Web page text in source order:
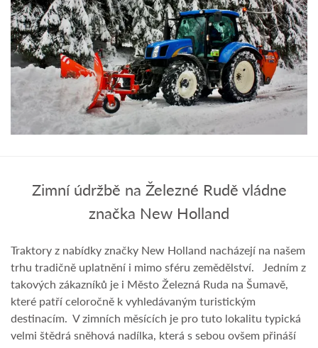
Zimní údržbě na Železné Rudě vládne
značka New Holland
Traktory z nabídky značky New Holland nacházejí na našem
trhu tradičně uplatnění i mimo sféru zemědělství. Jedním z
takových zákazníků je i Město Železná Ruda na Šumavě,
které patří celoročně k vyhledávaným turistickým
destinacím. V zimních měsících je pro tuto lokalitu typická
velmi štědrá sněhová nadílka, která s sebou ovšem přináší